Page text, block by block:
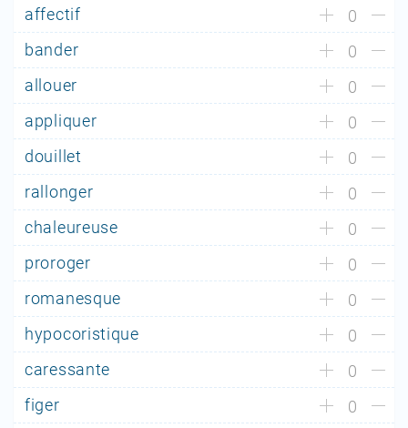
affectif
0
bander
0
allouer
0
appliquer
0
douillet
0
rallonger
0
chaleureuse
0
proroger
0
romanesque
0
hypocoristique
0
caressante
0
figer
0